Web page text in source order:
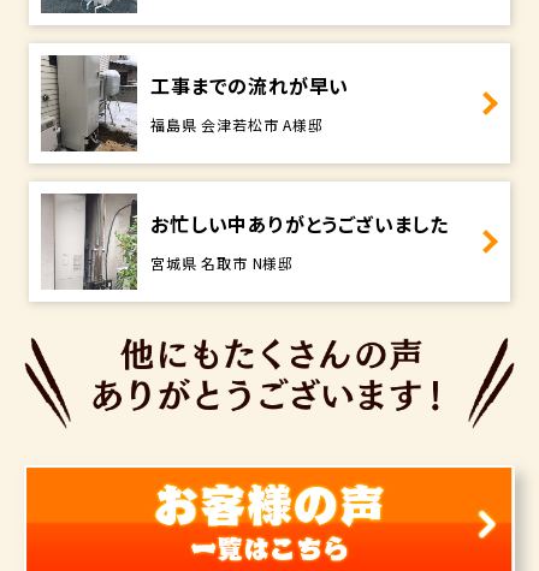
工事までの流れが早い
福島県 会津若松市 A様邸
お忙しい中ありがとうございました
宮城県 名取市 N様邸